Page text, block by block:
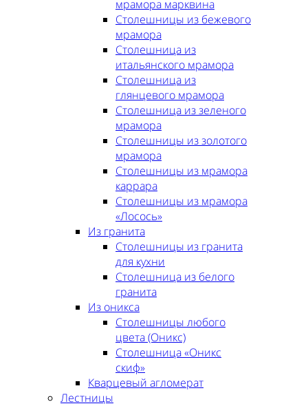
мрамора марквина
Столешницы из бежевого
мрамора
Столешница из
итальянского мрамора
Столешница из
глянцевого мрамора
Столешница из зеленого
мрамора
Столешницы из золотого
мрамора
Столешницы из мрамора
каррара
Столешницы из мрамора
«Лосось»
Из гранита
Столешницы из гранита
для кухни
Столешница из белого
гранита
Из оникса
Столешницы любого
цвета (Оникс)
Столешница «Оникс
скиф»
Кварцевый агломерат
Лестницы